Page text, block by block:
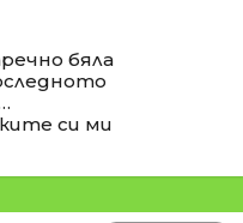
бяла
си ми